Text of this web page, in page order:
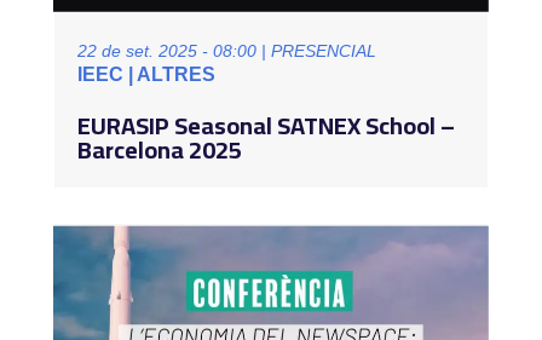
22 de set. 2025 - 08:00 | PRESENCIAL
IEEC | ALTRES
EURASIP Seasonal SATNEX School –
Barcelona 2025